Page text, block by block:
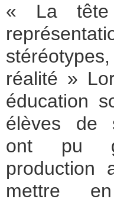
« La tête
réalité »
éducation
élèves de
ont pu
production
mettre